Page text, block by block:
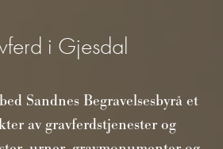
i Gjesdal
Sandnes Begravelsesbyrå et
av gravferdstjenester og